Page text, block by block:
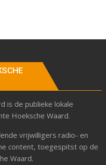
is de publieke lokale
Hoeksche Waard.
vrijwilligers radio- en
content, toegespitst op de
Waard.